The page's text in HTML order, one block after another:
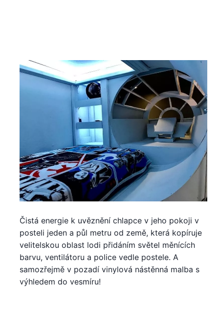
Čistá energie k uvěznění chlapce v jeho pokoji v
posteli jeden a půl metru od země, která kopíruje
velitelskou oblast lodi přidáním světel měnících
barvu, ventilátoru a police vedle postele. A
samozřejmě v pozadí vinylová nástěnná malba s
výhledem do vesmíru!